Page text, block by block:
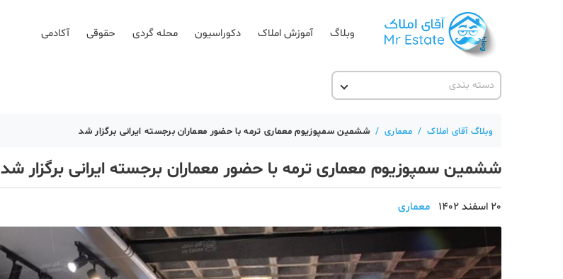
وبلاگ آموزش املاک دکوراسیون محله گردی حقوقی آکادمی
دسته بندی
آقای مشاور املاک
آموزش پلتفرم آقای املاک
اخبار مسکن
تحلیل مسکن
حقوقی
وبلاگ آقای املاک / معماری / ششمین سمپوزیوم معماری ترمه ﺑﺎ ﺣﻀﻮر ﻣﻌﻤﺎران ﺑﺮﺟﺴﺘﻪ اﯾﺮانی برگزار شد
ششمین سمپوزیوم معماری ترمه ﺑﺎ ﺣﻀﻮر ﻣﻌﻤﺎران ﺑﺮﺟﺴﺘﻪ اﯾﺮانی برگزار شد
20 اسفند 1402 معماری